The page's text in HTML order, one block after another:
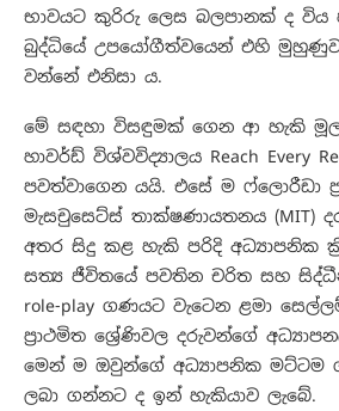
භාවයට කුරිරු ලෙස බලපානක් ද විය
බුද්ධියේ උපයෝගීත්වයෙන් එහි
වන්නේ එනිසා ය.
මේ සඳහා විසඳුමක් ගෙන ආ හැකි
හාවර්ඩ් විශ්වවිද්‍යාලය Reach Every
පවත්වාගෙන යයි. එසේ ම ‍ෆ්ල‍ොරීඩා
මැසචුසෙට්ස් තාක්ෂණායතනය (MIT)
අතර සිදු කළ හැකි පරිදි අධ්‍යාපනික
සත්‍ය ජීවිතයේ පවතින චරිත සහ
role-play ගණයට වැටෙන ළමා
ප්‍රාථමිත ශ්‍රේණිවල දරුවන්ගේ
මෙන් ම ඔවුන්ගේ අධ්‍යාපනික මට්ටම
ලබා ගන්නට ද ඉන් හැකියාව ලැබේ.